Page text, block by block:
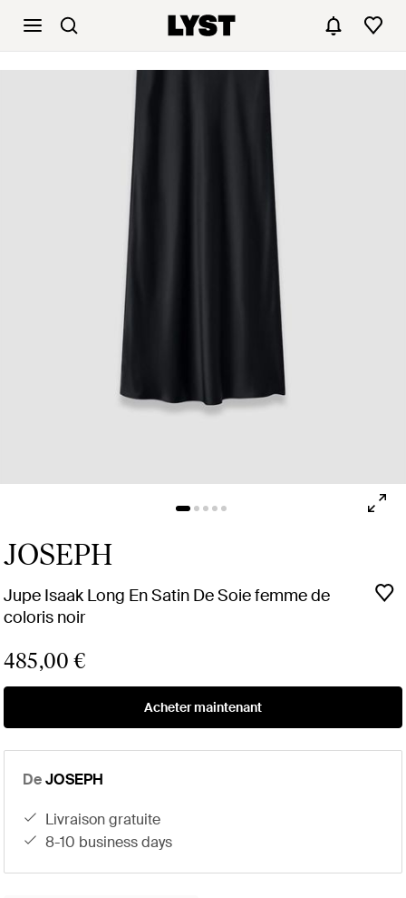
JOSEPH
Jupe Isaak Long En Satin De Soie femme de
coloris noir
485,00 €
Acheter maintenant
DeJOSEPH
livraison gratuite
8-10 business days